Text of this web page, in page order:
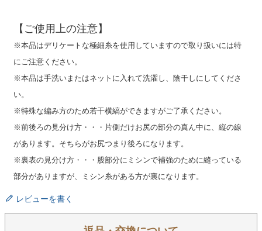
【ご使用上の注意】
※本品はデリケートな極細糸を使用していますので取り扱いには特
にご注意ください。
※本品は手洗いまたはネットに入れて洗濯し、陰干しにしてくださ
い。
※特殊な編み方のため若干横縞ができますがご了承ください。
※前後ろの見分け方・・・片側だけお尻の部分の真ん中に、縦の線
があります。そちらがお尻つまり後ろになります。
※裏表の見分け方・・・股部分にミシンで補強のために縫っている
部分がありますが、ミシン糸がある方が裏になります。
レビューを書く